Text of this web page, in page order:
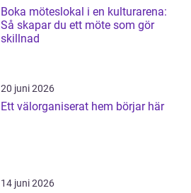
Boka möteslokal i en kulturarena:
Så skapar du ett möte som gör
skillnad
20 juni 2026
Ett välorganiserat hem börjar här
14 juni 2026